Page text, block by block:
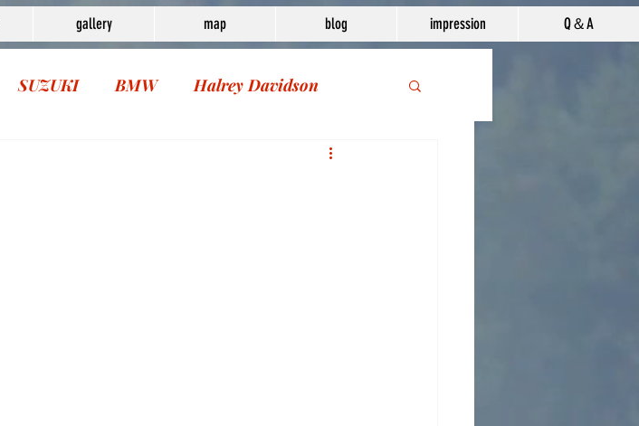
gallery map blog impression Q＆A
SUZUKI BMW Halrey Davidson